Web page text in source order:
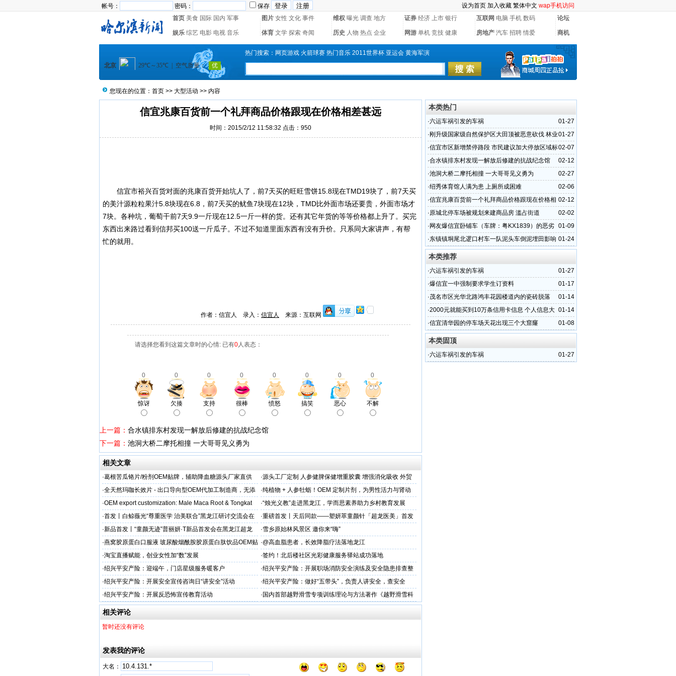
帐号： 密码： 保存 设为首页 加入收藏 繁体中文 wap手机访问
首页 美食 国际 国内 军事 图片 女性 文化 事件 维权 曝光 调查 地方 证券 经济 上市 银行 互联网 电脑 手机 数码 论坛
娱乐 综艺 电影 电视 音乐 体育 文学 探索 奇闻 历史 人物 热点 企业 网游 单机 竞技 健康 房地产 汽车 招聘 情爱 商机
热门搜索： 网页游戏 火箭球赛 热门音乐 2011世界杯 亚运会 黄海军演
您现在的位置： 首页 >> 大型活动 >> 内容
信宜兆康百货前一个礼拜商品价格跟现在价格相差甚远
时间：2015/2/12 11:58:32 点击： 950
信宜市裕兴百货对面的兆康百货开始坑人了，前7天买的旺旺雪饼15.8现在TMD19块了，前7天买
的美汁源粒粒果汁5.8块现在6.8，前7天买的鱿鱼7块现在12块，TMD比外面市场还要贵，外面市场才
7块。各种坑，葡萄干前7天9.9一斤现在12.5一斤一样的货。还有其它年货的等等价格都上升了。买完
东西出来路过看到信邦买100送一斤瓜子。不过不知道里面东西有没有升价。只系同大家讲声，有帮
忙的就用。
作者：信宜人 录入： 信宜人 来源：互联网
请选择您看到这篇文章时的心情: 已有0人表态：
0 0 0 0 0 0 0 0
惊讶 欠揍 支持 很棒 愤怒 搞笑 恶心 不解
上一篇： 合水镇排东村发现一解放后修建的抗战纪念馆
下一篇： 池洞大桥二摩托相撞 一大哥哥见义勇为
相关文章
·葛根苦瓜铬片/粉剂OEM贴牌，辅助降血糖源头厂家直供 ·源头工厂定制 人参健脾保健增重胶囊 增强消化吸收 外贸
出口优选
·全天然玛咖长效片 - 出口导向型OEM代加工制造商，无添
加剂
·纯植物 + 人参牡蛎！OEM 定制片剂，为男性活力与肾动
力保驾护航
·OEM export customization: Male Maca Root & Tongkat ·“烛光义教”走进黑龙江，学而思素养助力乡村教育发展
·首发丨白鲸薇光“尊重医学 治美联合”黑龙江研讨交流会在
超龙医美成功举办！胶原领域创新突破，引领胶原抗
·重磅首发丨天后同款——塑妍萃童颜针「超龙医美」首发
上市！
·新品首发丨“童颜无迹”普丽妍·T新品首发会在黑龙江超龙
成功举办 李远宏教授受邀参会并进行相关学术交流
·雪乡原始林风景区 邀你来“嗨”
·燕窝胶原蛋白口服液 玻尿酸烟酰胺胶原蛋白肽饮品OEM贴
牌
·@高血脂患者，长效降脂疗法落地龙江
·淘宝直播赋能，创业女性加“数”发展 ·签约！北后楼社区光彩健康服务驿站成功落地
·绍兴平安产险：迎端午，门店星级服务暖客户 ·绍兴平安产险：开展职场消防安全演练及安全隐患排查整
治工作
·绍兴平安产险：开展安全宣传咨询日“讲安全”活动 ·绍兴平安产险：做好“五带头”，负责人讲安全，查安全
·绍兴平安产险：开展反恐怖宣传教育活动 · 国内首部越野滑雪专项训练理论与方法著作《越野滑雪科
学化训练理论与方法》面世
相关评论
暂时还没有评论
发表我的评论
大名：
本类热门
01-27
·六运车祸引发的车祸
01-27
·刚升级国家级自然保护区大田顶被恶意砍伐 林业
部对此不重视
02-07
·信宜市区新增禁停路段 市民建议加大停放区域标
志指引
02-12
·合水镇排东村发现一解放后修建的抗战纪念馆
02-27
·池洞大桥二摩托相撞 一大哥哥见义勇为
02-06
·绍秀体育馆人满为患 上厕所成困难
02-12
·信宜兆康百货前一个礼拜商品价格跟现在价格相
差甚远
02-02
·原城北停车场被规划来建商品房 滥占街道
01-09
· 网友爆信宜卧铺车（车牌：粤KX1839）的恶劣
行为
01-24
·东镇镇垌尾北逻口村车一队泥头车倒泥埋田影响
居民生活
本类推荐
01-27
·六运车祸引发的车祸
01-17
·爆信宜一中强制要求学生订资料
01-14
·茂名市区光华北路鸿丰花园楼道内的瓷砖脱落
01-14
·2000元就能买到10万条信用卡信息 个人信息大
量被泄
01-08
·信宜清华园的停车场天花出现三个大窟窿
本类固顶
01-27
·六运车祸引发的车祸